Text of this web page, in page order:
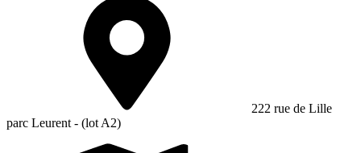
222 rue de Lille
parc Leurent - (lot A2)